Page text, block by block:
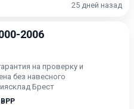
25 дней назад
2006
на проверку и
без навесного
Брест
BPP